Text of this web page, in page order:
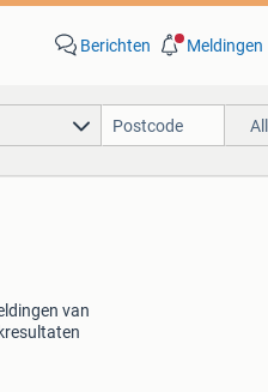
Berichten Meldingen
van